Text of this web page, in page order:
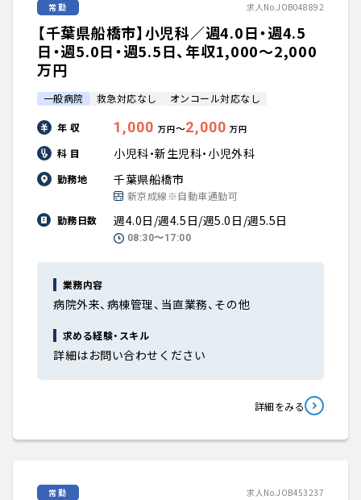
常勤 求人No.JOB048892
【千葉県船橋市】小児科／週4.0日・週4.5
日・週5.0日・週5.5日、年収1,000〜2,000
万円
一般病院 救急対応なし オンコール対応なし
年 収 1,000 万円〜2,000 万円
科 目 小児科・新生児科・小児外科
勤務地 千葉県船橋市
新京成線※自動車通勤可
勤務日数
週4.0日/週4.5日/週5.0日/週5.5日
08:30〜17:00
業務内容
病院外来、病棟管理、当直業務、その他
求める経験・スキル
詳細はお問い合わせください
詳細をみる
常勤 求人No.JOB453237